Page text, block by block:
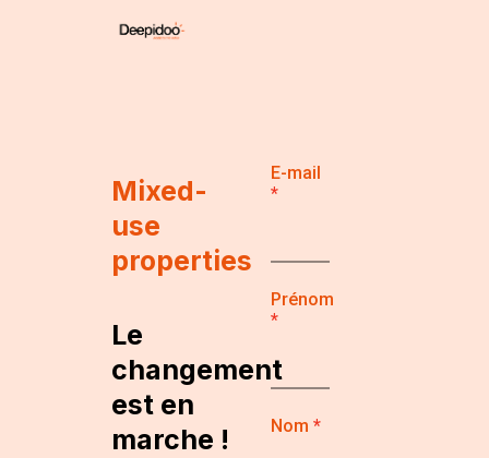
Mixed-
use
properties
Le
changement
est en
marche !
E-mail
Prénom
Nom